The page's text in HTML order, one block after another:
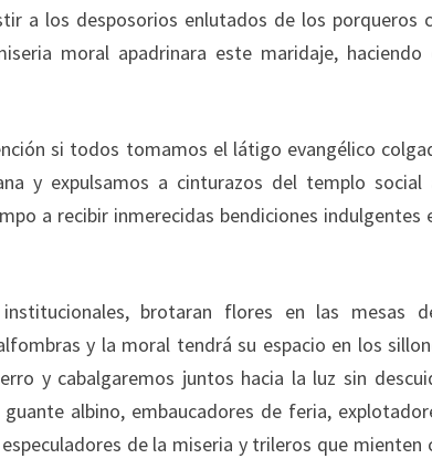
a los desposorios enlutados de los porqueros
moral apadrinara este maridaje, haciendo
si todos tomamos el látigo evangélico
y expulsamos a cinturazos del templo social
a recibir inmerecidas bendiciones indulgentes
brotaran flores en las mesas
y la moral tendrá su espacio en los
y cabalgaremos juntos hacia la luz sin
albino, embaucadores de feria,
de la miseria y trileros que mienten